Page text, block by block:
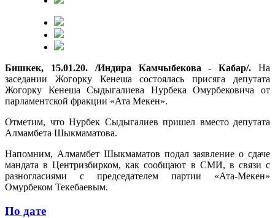
Бишкек, 15.01.20. /Индира Камчыбекова - Кабар/. На
заседании Жогорку Кенеша состоялась присяга депутата
Жогорку Кенеша Сыдыгалиева Нурбека Омурбековича от
парламентской фракции «Ата Мекен».
Отметим, что Нурбек Сыдыгалиев пришел вместо депутата
Алмамбета Шыкмаматова.
Напомним, Алмамбет Шыкмаматов подал заявление о сдаче
мандата в Центризбирком, как сообщают в СМИ, в связи с
разногласиями с председателем партии «Ата-Мекен»
Омурбеком Текебаевым.
По дате